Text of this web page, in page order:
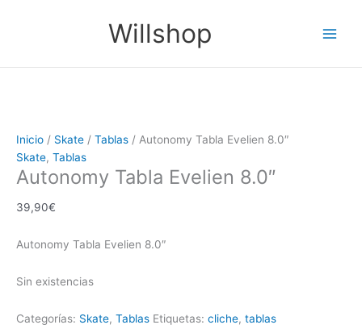
Willshop
Inicio / Skate / Tablas / Autonomy Tabla Evelien 8.0″
Skate, Tablas
Autonomy Tabla Evelien 8.0″
39,90€
Autonomy Tabla Evelien 8.0″
Sin existencias
Categorías: Skate, Tablas Etiquetas: cliche, tablas